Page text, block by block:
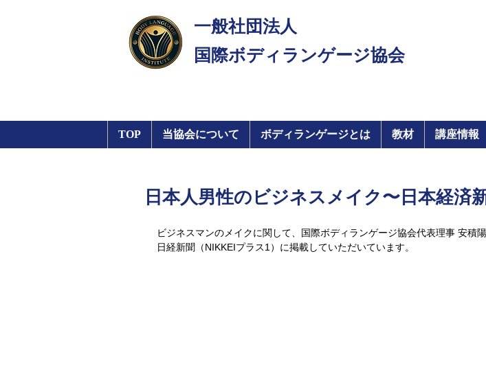
一般社団法人
​国際ボディランゲージ協会
TOP 当協会について ボディランゲージとは 教材 講座情報
日本人男性のビジネスメイク〜日本経済
ビジネスマンのメイクに関して、国際ボディランゲージ協会代表理事 安積
日経新聞（NIKKEIプラス1）に掲載していただいています。